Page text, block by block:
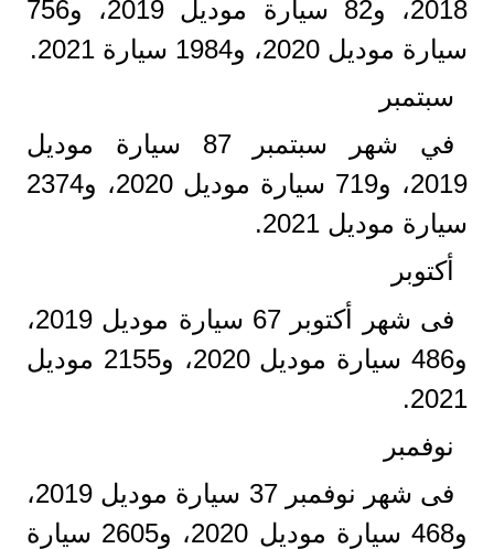
2018، و82 سيارة موديل 2019، و756
سيارة موديل 2020، و1984 سيارة 2021.
سبتمبر
في شهر سبتمبر 87 سيارة موديل
2019، و719 سيارة موديل 2020، و2374
سيارة موديل 2021.
أكتوبر
فى شهر أكتوبر 67 سيارة موديل 2019،
و486 سيارة موديل 2020، و2155 موديل
2021.
نوفمبر
فى شهر نوفمبر 37 سيارة موديل 2019،
و468 سيارة موديل 2020، و2605 سيارة